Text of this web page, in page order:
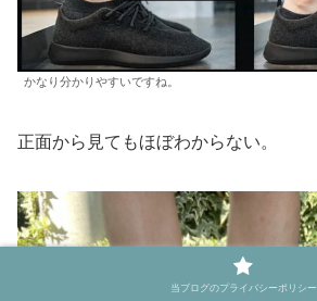
かなり分かりやすいですね。
正面から見てもほぼわからない。
当ブログのプライバシーポリシー